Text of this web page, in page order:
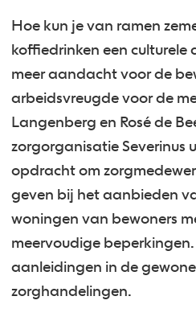
Hoe kun je van ramen
koffiedrinken een
meer aandacht voor de
arbeidsvreugde voor de
Langenberg en Rosé de
zorgorganisatie Severinus
opdracht om
geven bij het aanbieden
woningen van bewoners
meervoudige
aanleidingen in de
zorghandelingen.